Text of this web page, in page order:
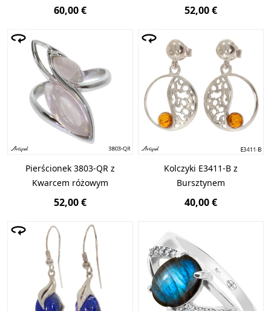
60,00 € 52,00 €
Pierścionek 3803-QR z
Kwarcem różowym
52,00 €
Kolczyki E3411-B z
Bursztynem
40,00 €